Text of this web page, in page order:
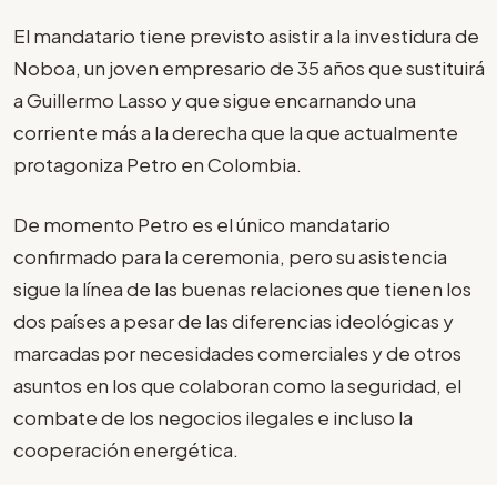
El mandatario tiene previsto asistir a la investidura de
Noboa, un joven empresario de 35 años que sustituirá
a Guillermo Lasso y que sigue encarnando una
corriente más a la derecha que la que actualmente
protagoniza Petro en Colombia.
De momento Petro es el único mandatario
confirmado para la ceremonia, pero su asistencia
sigue la línea de las buenas relaciones que tienen los
dos países a pesar de las diferencias ideológicas y
marcadas por necesidades comerciales y de otros
asuntos en los que colaboran como la seguridad, el
combate de los negocios ilegales e incluso la
cooperación energética.